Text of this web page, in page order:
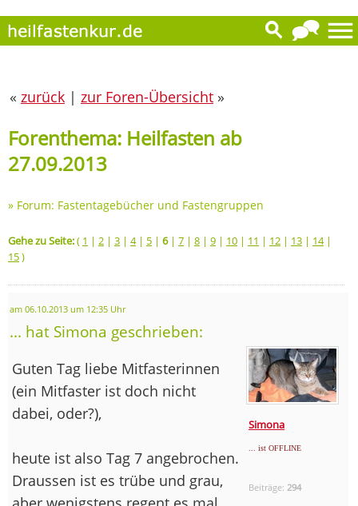
« zurück | zur Foren-Übersicht »
Forenthema: Heilfasten ab
27.09.2013
» Forum: Fastentagebücher und Fastengruppen
Gehe zu Seite:( 1 | 2 | 3 | 4| 5 | 6| 7 | 8 | 9 | 10 | 11 | 12 | 13 | 14|
15)
am 06.10.2013 um 12:35 Uhr
... hat Simona geschrieben:
Simona
... ist OFFLINE
Beiträge: 294
Guten Tag liebe Mitfasterinnen
(ein Mitfaster ist doch nicht
dabei, oder?),
heute ist also Tag 7 angebrochen.
Draussen ist es trübe und grau,